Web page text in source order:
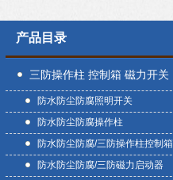
产品目录
三防操作柱 控制箱 磁力开关
盒防水防尘防腐照明开关
防水防尘防腐操作柱
防水防尘防腐/三防操作柱控制箱
防水防尘防腐/三防磁力启动器